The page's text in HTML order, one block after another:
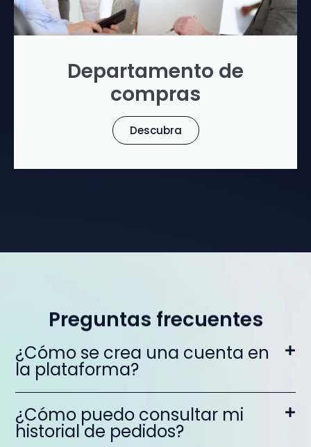
Departamento de
compras
Descubra
Preguntas frecuentes
¿Cómo se crea una cuenta en
la plataforma?
¿Cómo puedo consultar mi
historial de pedidos?